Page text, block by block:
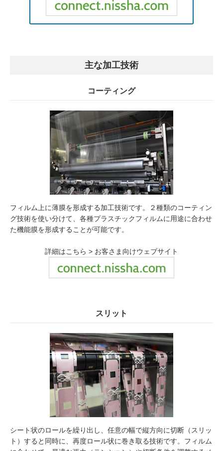
主な加工技術
コーティング
フィルム上に薄膜を形成する加工技術です。２種類のコーティン
グ技術を使い分けて、各種プラスチックフィルムに用途に合わせ
た機能膜を形成することが可能です。
詳細はこちら > お客さま向けウェブサイト
スリット
シート状のロールを繰り出し、任意の幅で縦方向に切断（スリッ
ト）すると同時に、再度ロール状に巻き取る技術です。フィルム